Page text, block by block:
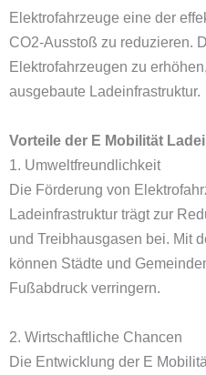
Elektrofahrzeuge eine der
CO2-Ausstoß zu reduzieren.
Elektrofahrzeugen zu
ausgebaute Ladeinfrastruktur.
Vorteile der E Mobilität
1. Umweltfreundlichkeit
Die Förderung von
Ladeinfrastruktur trägt zur
und Treibhausgasen bei. Mit
können Städte und
Fußabdruck verringern.
2. Wirtschaftliche Chancen
Die Entwicklung der E